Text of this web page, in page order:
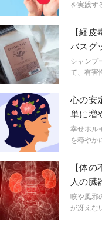
を実践す
ク歴15
田葉子
【経
バスグ
すすめ
シャンプ
て、有害
気にな
ク歴15
物を紹介
心の安
単に増
ピ付】
幸せホル
を穏やか
ニン」
ロビオ
子
はセロト
も掲載し
【体
人の臓
は？
咳や風邪
が冴えな